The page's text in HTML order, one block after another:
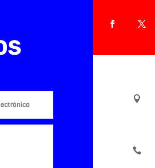

